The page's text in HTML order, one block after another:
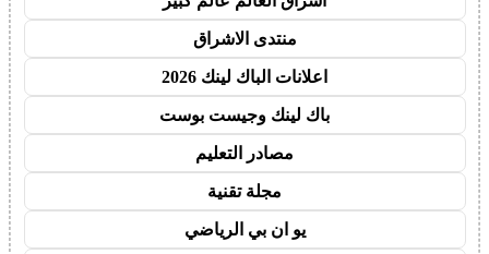
منتدى الاشراق
اعلانات الباك لينك 2026
باك لينك وجيست بوست
مصادر التعليم
مجلة تقنية
يو ان بي الرياضي